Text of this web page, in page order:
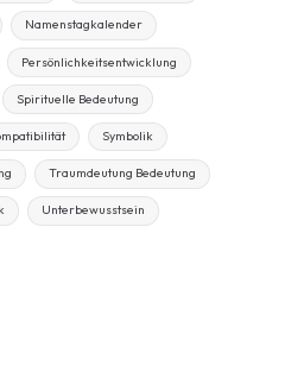
Namenstagkalender
Persönlichkeitsentwicklung
Spirituelle Bedeutung
Symbolik
Traumdeutung Bedeutung
Unterbewusstsein